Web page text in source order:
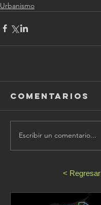
Urbanismo
Comentarios
Escribir un comentario...
< Regresar